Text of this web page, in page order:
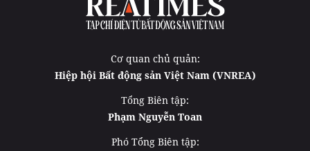
Cơ quan chủ quản:
Hiệp hội Bất động sản Việt Nam (VNREA)
Tổng Biên tập:
Phạm Nguyễn Toan
Phó Tổng Biên tập: